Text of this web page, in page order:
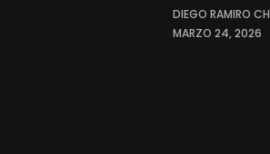
DIEGO RAMIRO CH.
MARZO 24, 2026